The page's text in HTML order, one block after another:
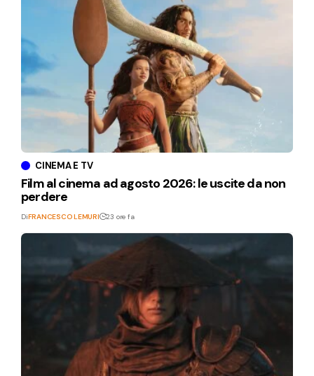
CINEMA E TV
Film al cinema ad agosto 2026: le uscite da non
perdere
DiFRANCESCO LEMURI 23 ore fa